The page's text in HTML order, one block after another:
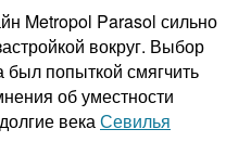
Metropol Parasol сильно
вокруг. Выбор
был попыткой смягчить
об уместности
века Севилья